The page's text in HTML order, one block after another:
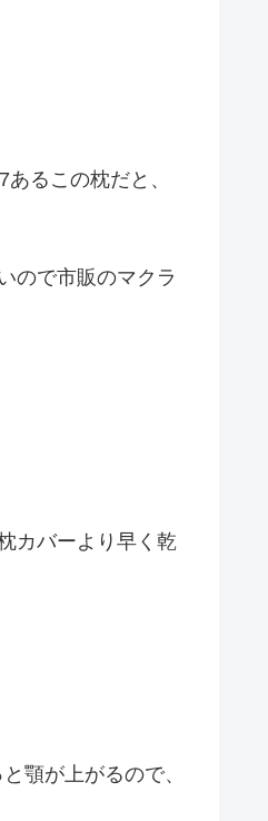
るこの枕だと、
ので市販のマクラ
カバーより早く乾
顎が上がるので、